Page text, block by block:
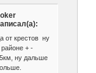
от крестов ну
районе + -
ну дальше